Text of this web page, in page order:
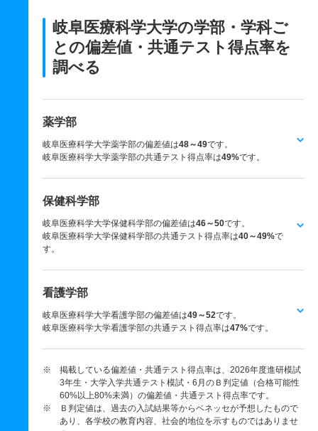
岐阜医療科学大学の学部・学科ご
との偏差値・共通テスト得点率を
調べる
薬学部
岐阜医療科学大学薬学部の偏差値は48～49です。
岐阜医療科学大学薬学部の共通テスト得点率は49%です。
保健科学部
岐阜医療科学大学保健科学部の偏差値は46～50です。
岐阜医療科学大学保健科学部の共通テスト得点率は40～49%で
す。
看護学部
岐阜医療科学大学看護学部の偏差値は49～52です。
岐阜医療科学大学看護学部の共通テスト得点率は47%です。
※ 掲載している偏差値・共通テスト得点率は、2026年度進研模試
3年生・大学入学共通テスト模試・6月のＢ判定値（合格可能性
60%以上80%未満）の偏差値・共通テスト得点率です。
※ Ｂ判定値は、過去の入試結果等からベネッセが予想したもので
あり、各学校の教育内容、社会的地位を示すものではありませ